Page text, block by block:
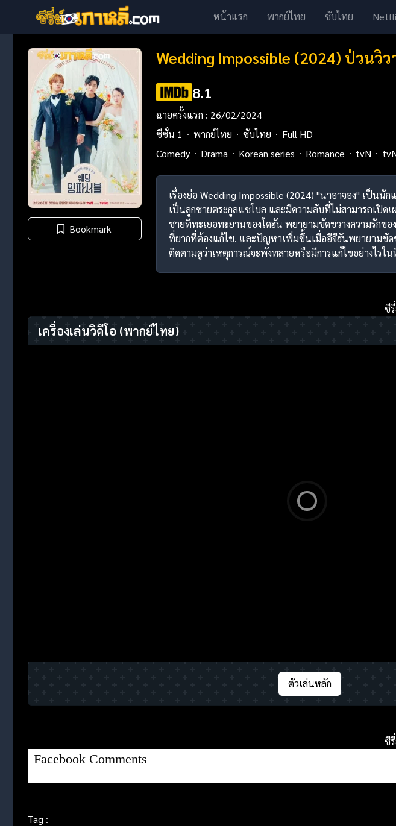
หน้าแรก พากย์ไทย ซับไทย
Bookmark
Wedding Impossible (2024) ป่ว
8.1
ฉายครั้งแรก : 26/02/2024
ซีซั่น 1
พากย์ไทย ซับไทย
Full HD
Comedy
Drama Korean series Romance tvN
เรื่องย่อ Wedding Impossible (2024) "นาอาจอง" เป็น
เป็นลูกชายตระกูลแชโบล และมีความลับที่ไม่สามารถเปิด
ชายที่ทะเยอทะยานของโดฮัน พยายามขัดขวางความรักข
ที่ยากที่ต้องแก้ไข. และปัญหาเพิ่มขึ้นเมื่ออีจีฮันพยายามขัด
ติดตามดูว่าเหตุการณ์จะพังทลายหรือมีการแก้ไขอย่างไรใ
ซี
เครื่องเล่นวิดีโอ (พากย์ไทย)
ตัวเล่นหลัก
ซี
Facebook Comments
Tag :